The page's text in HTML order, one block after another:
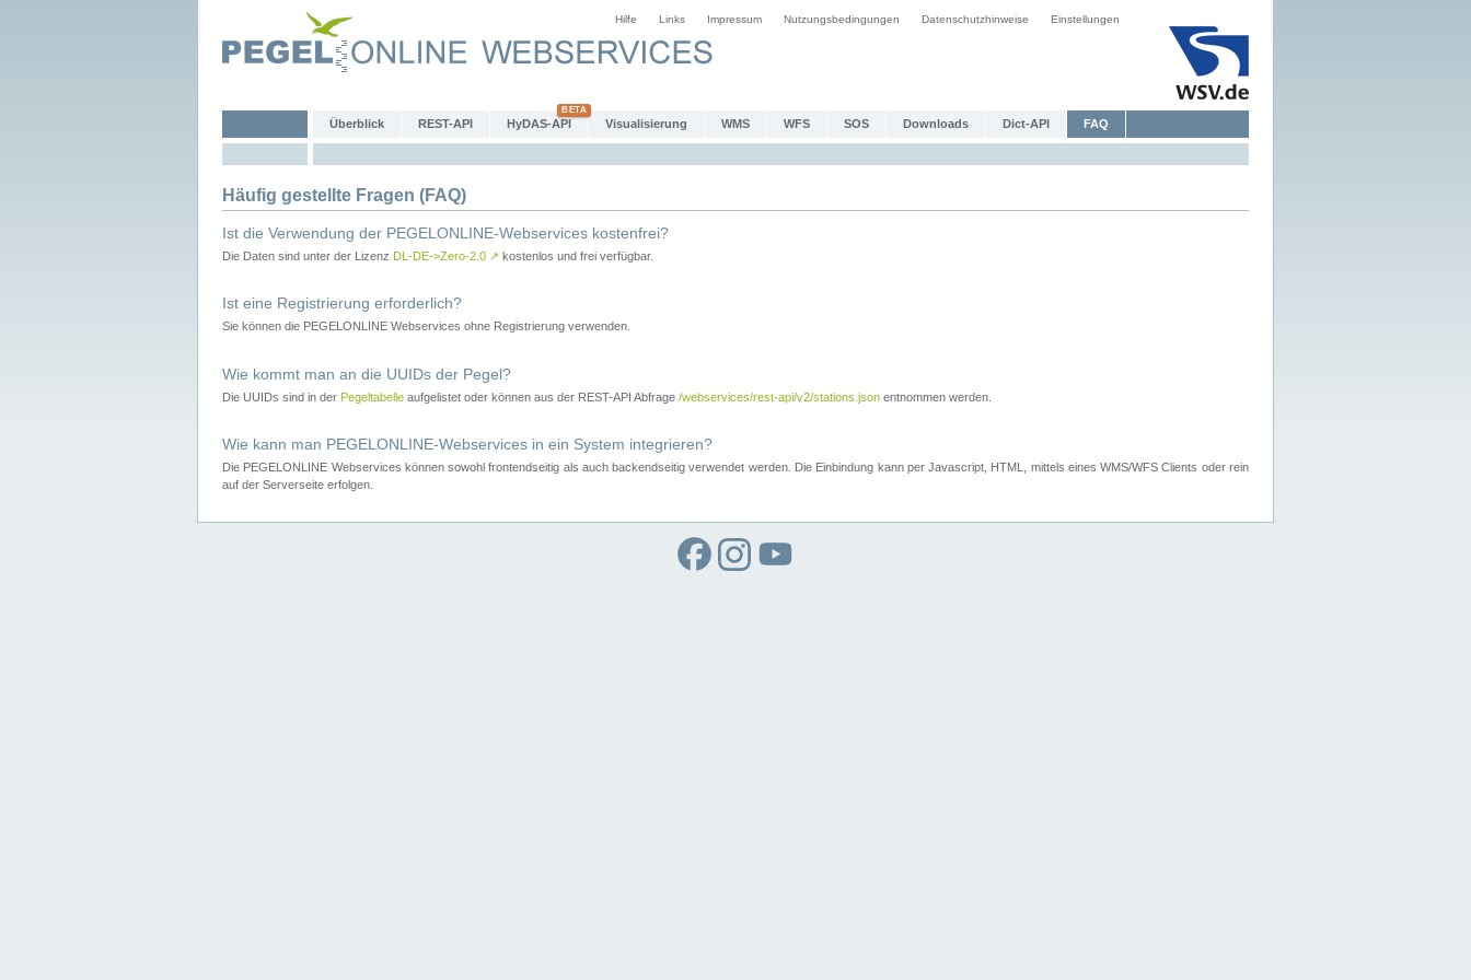
Hilfe Links Impressum Nutzungsbedingungen Datenschutzhinweise Einstellungen
Überblick REST-API HyDAS-API Visualisierung WMS WFS SOS Downloads Dict-API FAQ
Häufig gestellte Fragen (FAQ)
Ist die Verwendung der PEGELONLINE-Webservices kostenfrei?
Die Daten sind unter der Lizenz DL-DE->Zero-2.0 ↗ kostenlos und frei verfügbar.
Ist eine Registrierung erforderlich?
Sie können die PEGELONLINE Webservices ohne Registrierung verwenden.
Wie kommt man an die UUIDs der Pegel?
Die UUIDs sind in der Pegeltabelle aufgelistet oder können aus der REST-API Abfrage /webservices/rest-api/v2/stations.json entnommen werden.
Wie kann man PEGELONLINE-Webservices in ein System integrieren?
Die PEGELONLINE Webservices können sowohl frontendseitig als auch backendseitig verwendet werden. Die Einbindung kann per Javascript, HTML, mittels eines WMS/WFS Clients oder rein
auf der Serverseite erfolgen.